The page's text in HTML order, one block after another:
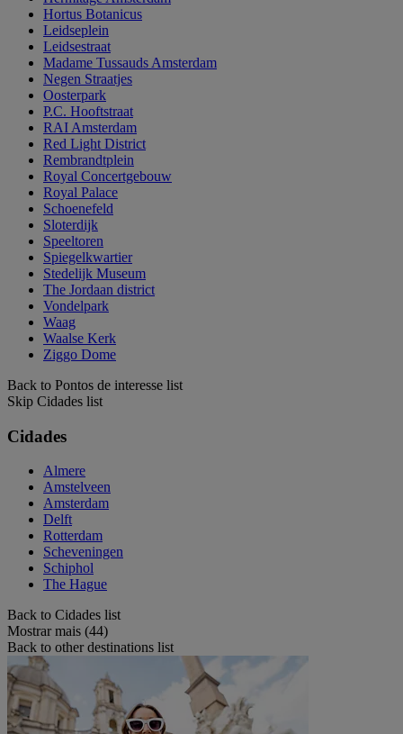
Hortus Botanicus
Leidseplein
Leidsestraat
Madame Tussauds Amsterdam
Negen Straatjes
Oosterpark
P.C. Hooftstraat
RAI Amsterdam
Red Light District
Rembrandtplein
Royal Concertgebouw
Royal Palace
Schoenefeld
Sloterdijk
Speeltoren
Spiegelkwartier
Stedelijk Museum
The Jordaan district
Vondelpark
Waag
Waalse Kerk
Ziggo Dome
Back to Pontos de interesse list
Skip Cidades list
Cidades
Almere
Amstelveen
Amsterdam
Delft
Rotterdam
Scheveningen
Schiphol
The Hague
Back to Cidades list
Mostrar mais (44)
Back to other destinations list